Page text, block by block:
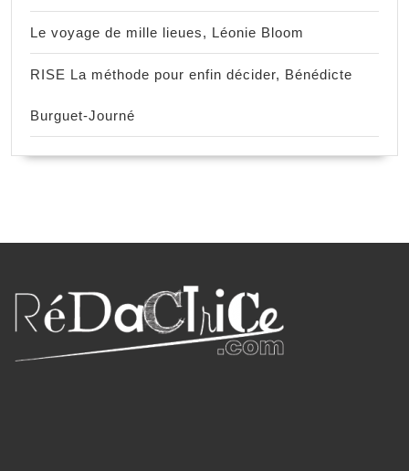
Le voyage de mille lieues, Léonie Bloom
RISE La méthode pour enfin décider, Bénédicte
Burguet-Journé